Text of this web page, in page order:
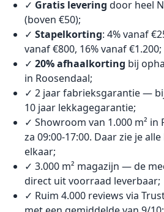
✓ Gratis levering door heel
(boven €50);
✓ Stapelkorting: 4% vanaf
vanaf €800, 16% vanaf €1.200;
✓ 20% afhaalkorting bij
in Roosendaal;
✓ 2 jaar fabrieksgarantie —
10 jaar lekkagegarantie;
✓ Showroom van 1.000 m²
za 09:00-17:00. Daar zie je
elkaar;
✓ 3.000 m² magazijn — de
direct uit voorraad leverbaar;
✓ Ruim 4.000 reviews via